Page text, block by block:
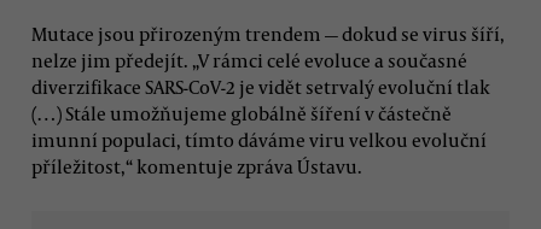
Mutace jsou přirozeným trendem — dokud se virus šíří,
nelze jim předejít. „V rámci celé evoluce a současné
diverzifikace SARS-CoV-2 je vidět setrvalý evoluční tlak
(…) Stále umožňujeme globálně šíření v částečně
imunní populaci, tímto dáváme viru velkou evoluční
příležitost,“ komentuje zpráva Ústavu.